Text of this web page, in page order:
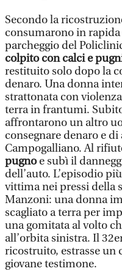
Secondo la
consumarono in
parcheggio del
colpito con calci e
restituito solo dopo la
denaro. Una donna
strattonata con
terra in frantumi.
affrontarono un altro
consegnare denaro e
Campogalliano. Al
pugnoe subì il
dell’auto. L’episodio
vittima nei pressi della
Manzoni: una donna
scagliato a terra per
una gomitata al volto
all’orbita sinistra. Il
ricostruito, estrasse un
giovane testimone.